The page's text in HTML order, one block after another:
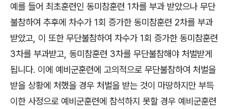
예를 들어 최초훈련인 동미참훈련 1차를 부과 받았으나 무단
불참하여 추후에 차수가 1회 증가한 동미참훈련 2차를 부과
받았고 이 또한 무단불참하여 차수가 1회 증가한 동미참훈련
3차를 부과받고 동미참훈련 3차를 무단불참해야 처벌받게
됩니다. 이에 예비군훈련에 고의적으로 무단불참하여 처벌을
받을 상황에 처했을 경우 처벌을 받는 것이 마땅하지만 부득
이한 사정으로 예비군훈련에 참석하지 못할 경우 예비군훈련